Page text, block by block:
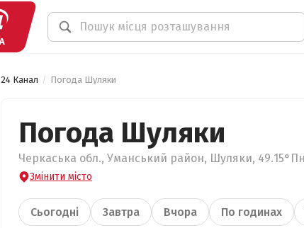
24 Канал Погода Шуляки
Погода Шуляки
Черкаська обл., Уманський район, Шуляки,
Змінити місто
Сьогодні Завтра Вчора По годинах